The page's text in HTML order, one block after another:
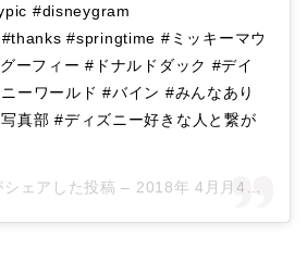
#disneygram
#springtime #ミッキーマウ
ーフィー #ドナルドダック #デイ
ーワールド #バイン #みんなあり
真部 #ディズニー好きな人と繋が
ェアした投稿 – 2018年 4月月4日午前1時57分PDT